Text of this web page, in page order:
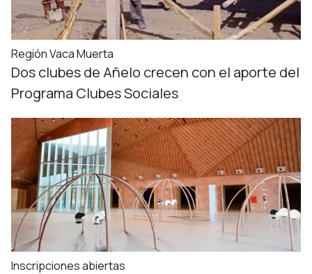
Región Vaca Muerta
Dos clubes de Añelo crecen con el aporte del
Programa Clubes Sociales
Inscripciones abiertas